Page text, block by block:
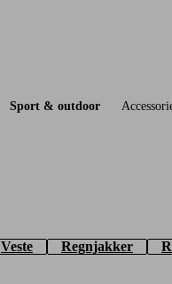
Sport & outdoor
Veste Regnjakker